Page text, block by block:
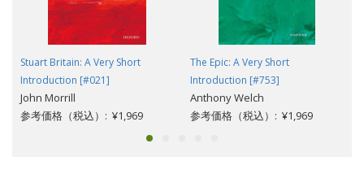
Stuart Britain: A Very Short
Introduction [#021]
John Morrill
参考価格（税込）: ¥1,969
The Epic: A Very Short
Introduction [#753]
Anthony Welch
参考価格（税込）: ¥1,969